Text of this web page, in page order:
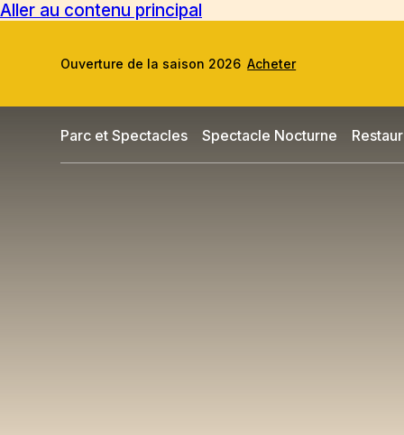
Aller au contenu principal
Ouverture de la saison 2026 Acheter
Parc et Spectacles Spectacle Nocturne